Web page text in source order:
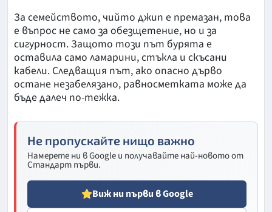
За семейството, чийто джип е премазан, това
е въпрос не само за обезщетение, но и за
сигурност. Защото този път бурята е
оставила само ламарини, стъкла и скъсани
кабели. Следващия път, ако опасно дърво
остане незабелязано, равносметката може да
бъде далеч по-тежка.
Не пропускайте нищо важно
Намерете ни в Google и получавайте най-новото от
Стандарт първи.
Виж ни първи в Google